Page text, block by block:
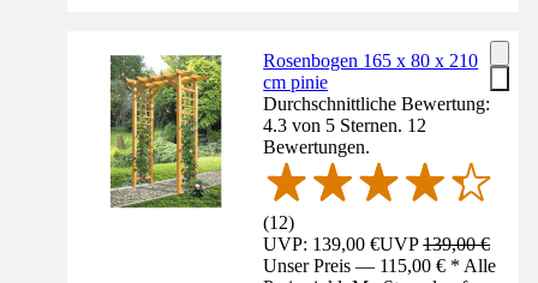
Rosenbogen 165 x 80 x 210
cm pinie
Durchschnittliche Bewertung:
4.3 von 5 Sternen. 12
Bewertungen.
(12)
UVP: 139,00 €UVP139,00 €
Unser Preis — 115,00 € * Alle